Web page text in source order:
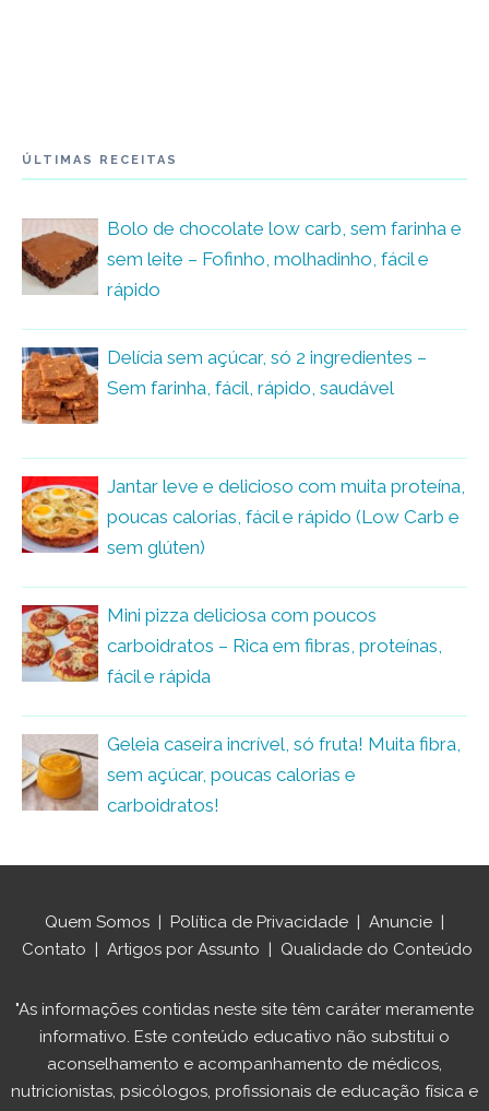
ÚLTIMAS RECEITAS
Bolo de chocolate low carb, sem farinha e
sem leite – Fofinho, molhadinho, fácil e
rápido
Delícia sem açúcar, só 2 ingredientes –
Sem farinha, fácil, rápido, saudável
Jantar leve e delicioso com muita proteína,
poucas calorias, fácil e rápido (Low Carb e
sem glúten)
Mini pizza deliciosa com poucos
carboidratos – Rica em fibras, proteínas,
fácil e rápida
Geleia caseira incrível, só fruta! Muita fibra,
sem açúcar, poucas calorias e
carboidratos!
Quem Somos | Política de Privacidade | Anuncie |
Contato | Artigos por Assunto | Qualidade do Conteúdo
"As informações contidas neste site têm caráter meramente
informativo. Este conteúdo educativo não substitui o
aconselhamento e acompanhamento de médicos,
nutricionistas, psicólogos, profissionais de educação física e